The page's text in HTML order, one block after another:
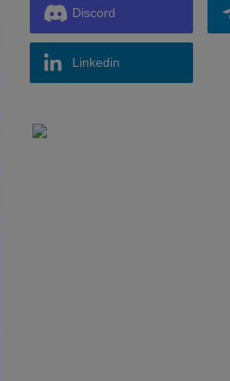
Discord
Linkedin